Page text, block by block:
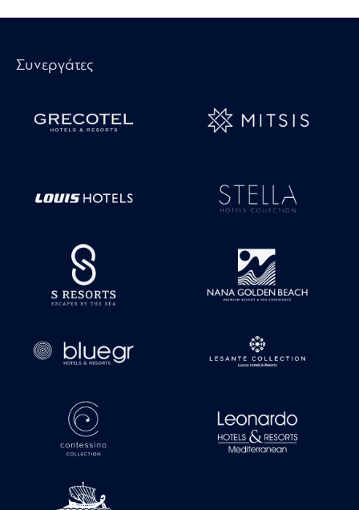
Συνεργάτες